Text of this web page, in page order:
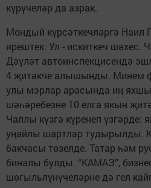
күрүчеләр да азрак.
Мондый күрсәткечләргә Наил
ирештек. Ул - искиткеч шәхес.
Дәүләт автоинспекцисендә
4 җитәкче алышынды. Минем
улы мэрлар арасында иң
шәһәребезне 10 елга якын
Чаллы күзгә күренеп үзгәрде:
уңайлы шартлар тудырылды.
бакчасы төзелде. Татар һәм
биналы булды. “КАМАЗ”,
шөгыльлүнүчеләрне дә гел